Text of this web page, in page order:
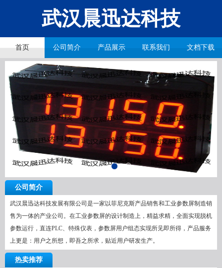
武汉晨迅达科技
首页 公司简介 产品展示 联系我们 文档下载
公司简介
武汉晨迅达科技发展有限公司是一家以菲尼克斯产品销售和工业参数屏制造销
售为一体的产业公司。在工业参数屏的设计制造上，精益求精，全面实现脱机
参数运行，直连PLC、特殊仪表，参数屏用户组态实现所见即所得，产品服务
上更是：用户之所想，即吾之所求，贴近用户研发生产。
热卖推荐